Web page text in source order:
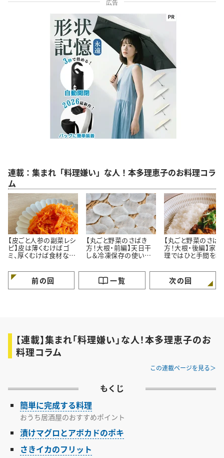
広告
連載：集まれ「料理嫌い」な人！本多理恵子のお料理コラ
ム
【皮ごと人参の副菜レシ
ピ】皮は薄くむけばゴ
ミ、厚くむけば食材なん
のお手軽レシピ
【丸ごと野菜のさばき
方！大根・前編】天日干
し＆冷凍保存の使い切
んのお手軽レシピ
【丸ごと野菜のさば
方！大根・後編】家
理ではひと手間を
子さんのお手軽レシ
前の回 一覧 次の回
【連載】集まれ「料理嫌い」な人！本多理恵子のお
料理コラム
この連載ページを見る
もくじ
簡単に完成する料理
おうち居酒屋のおすすめポイント
漬けマグロとアボカドのポキ
さきイカのフリット